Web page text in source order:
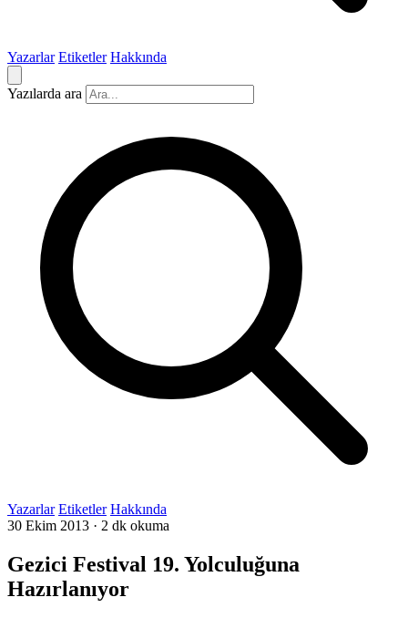
Yazarlar Etiketler Hakkında
Yazılarda ara
Yazarlar Etiketler Hakkında
30 Ekim 2013 · 2 dk okuma
Gezici Festival 19. Yolculuğuna
Hazırlanıyor